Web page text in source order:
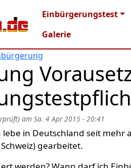
Main
Einbürgerungstest
Galerie
am Sa. 4 Apr 2015 - 20:41
in Deutschland seit mehr
gearbeitet.